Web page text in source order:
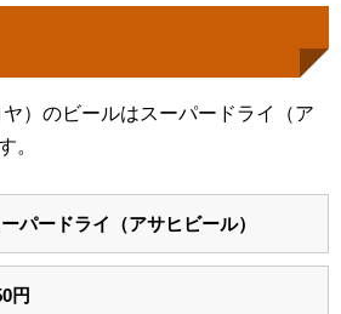
）のビールはスーパードライ（ア
。
パードライ（アサヒビール）
円